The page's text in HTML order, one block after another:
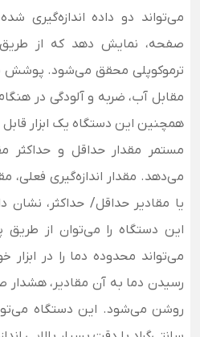
می‌تواند دو داده اندازه‌گیری
صفحه، نمایش دهد که از
ترموکوپلی محقق می‌شود. پوشش
مقابل آب، ضربه و آلودگی در
همچنین این دستگاه یک ابزار
مستمر مقدار حداقل و حداکثر
می‌دهد. مقدار اندازه‌گیری فعلی،
یا مقادیر حداقل/ حداکثر، نشان
این دستگاهرا می‌توان از طریق
می‌تواند محدوده دما را در
رسیدن دما به آن مقادیر، هشدار